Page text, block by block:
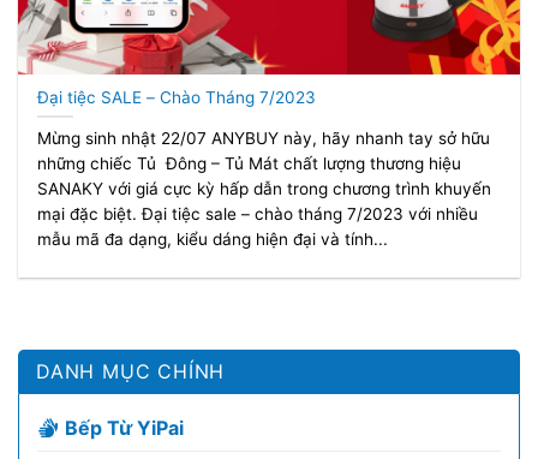
Đại tiệc SALE – Chào Tháng 7/2023
Mừng sinh nhật 22/07 ANYBUY này, hãy nhanh tay sở hữu
những chiếc Tủ Đông – Tủ Mát chất lượng thương hiệu
SANAKY với giá cực kỳ hấp dẫn trong chương trình khuyến
mại đặc biệt. Đại tiệc sale – chào tháng 7/2023 với nhiều
mẫu mã đa dạng, kiểu dáng hiện đại và tính...
DANH MỤC CHÍNH
Bếp Từ YiPai